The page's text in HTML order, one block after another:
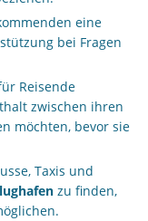
eine
bei Fragen
Reisende
zwischen ihren
möchten, bevor sie
Taxis und
zu finden,